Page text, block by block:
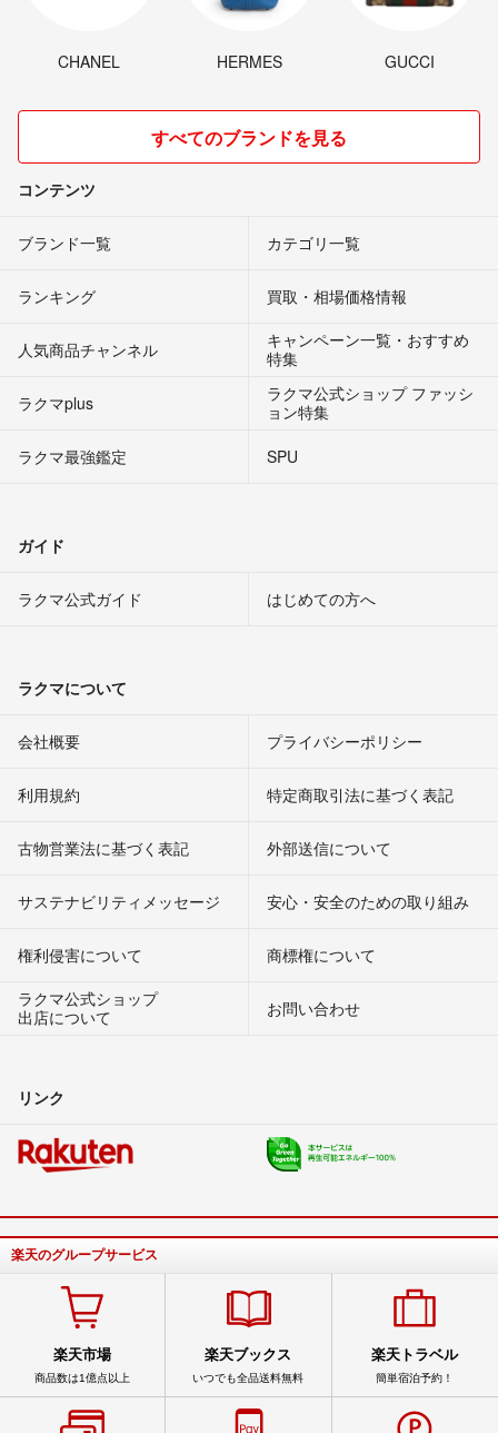
CHANEL HERMES GUCCI
すべてのブランドを見る
コンテンツ
ブランド一覧 カテゴリ一覧
ランキング 買取・相場価格情報
人気商品チャンネル
キャンペーン一覧・おすすめ
特集
ラクマplus
ラクマ公式ショップ ファッシ
ョン特集
ラクマ最強鑑定
SPU
ガイド
ラクマ公式ガイド はじめての方へ
ラクマについて
会社概要 プライバシーポリシー
利用規約 特定商取引法に基づく表記
古物営業法に基づく表記 外部送信について
サステナビリティメッセージ 安心・安全のための取り組み
権利侵害について
商標権について
ラクマ公式ショップ
出店について
お問い合わせ
リンク
楽天のグループサービス
楽天市場
商品数は1億点以上
楽天ブックス
いつでも全品送料無料
楽天トラベル
簡単宿泊予約！